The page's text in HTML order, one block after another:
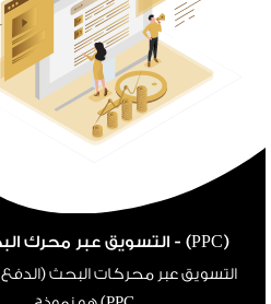
(PPC) - التسويق عبر محرك البحث - SEM
التسويق عبر محركات البحث (الدفع